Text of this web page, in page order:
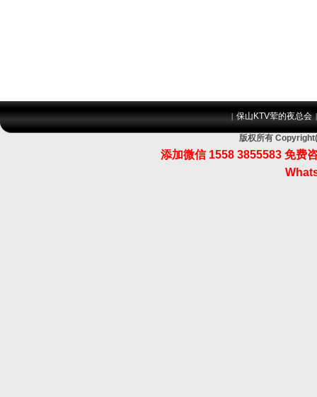
|保山KTV荤的夜总会
版权所有
添加微信 1558 3855583 免费